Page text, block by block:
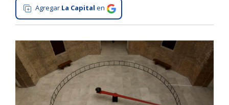
Salud
Interés
La
Ciudad
Deportes
Agregar La Capital en